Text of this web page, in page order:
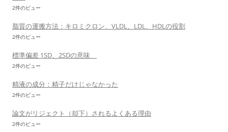
2件のビュー
脂質の運搬方法：キロミクロン、VLDL、LDL、HDLの役割
2件のビュー
標準偏差 1SD、2SDの意味
2件のビュー
精液の成分：精子だけじゃなかった
2件のビュー
論文がリジェクト（却下）されるよくある理由
2件のビュー